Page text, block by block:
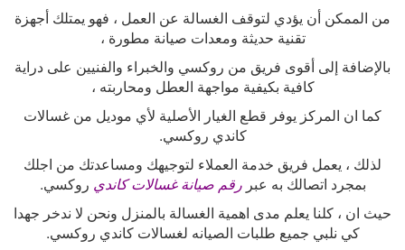
من الممكن أن يؤدي لتوقف الغسالة عن العمل ، فهو يمتلك أجهزة
تقنية حديثة ومعدات صيانة مطورة ،
بالإضافة إلى أقوى فريق من روكسي والخبراء والفنيين على دراية
كافية بكيفية مواجهة العطل ومحاربته ،
كما ان المركز يوفر قطع الغيار الأصلية لأي موديل من غسالات
كاندي روكسي.
لذلك ، يعمل فريق خدمة العملاء لتوجيهك ومساعدتك من اجلك
بمجرد اتصالك به عبررقم صيانة غسالات كاندي روكسي.
حيث ان ، كلنا يعلم مدى اهمية الغسالة بالمنزل ونحن لا ندخر جهدا
كي نلبي جميع طلبات الصيانه لغسالات كاندي روكسي.